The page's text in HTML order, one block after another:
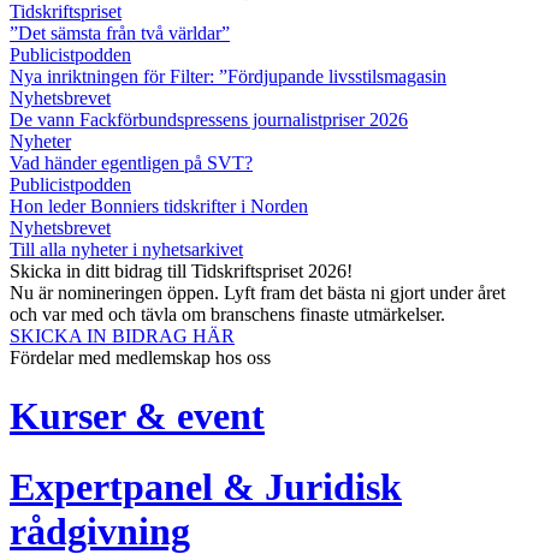
Tidskriftspriset
”Det sämsta från två världar”
Publicistpodden
Nya inriktningen för Filter: ”Fördjupande livsstilsmagasin
Nyhetsbrevet
De vann Fackförbundspressens journalistpriser 2026
Nyheter
Vad händer egentligen på SVT?
Publicistpodden
Hon leder Bonniers tidskrifter i Norden
Nyhetsbrevet
Till alla nyheter i nyhetsarkivet
Skicka in ditt bidrag till Tidskriftspriset 2026!
Nu är nomineringen öppen. Lyft fram det bästa ni gjort under året
och var med och tävla om branschens finaste utmärkelser.
SKICKA IN BIDRAG HÄR
Fördelar med medlemskap hos oss
Kurser & event
Expertpanel & Juridisk
rådgivning